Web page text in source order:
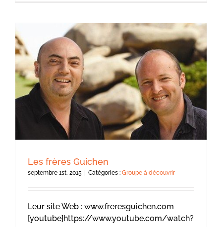
Les frères Guichen
septembre 1st, 2015 | Catégories : Groupe à découvrir
Leur site Web : www.freresguichen.com
[youtube]https://www.youtube.com/watch?